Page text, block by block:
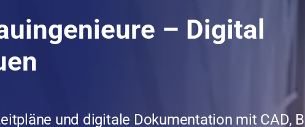
– Digital
und digitale Dokumentation mit CAD,